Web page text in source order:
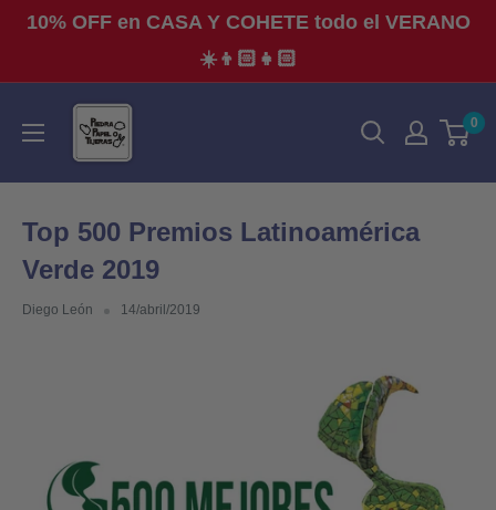
10% OFF en CASA Y COHETE todo el VERANO
☀️👦🏻👧🏻
Piedra,
Papel
0
Top 500 Premios Latinoamérica
Verde 2019
Diego León 14/abril/2019